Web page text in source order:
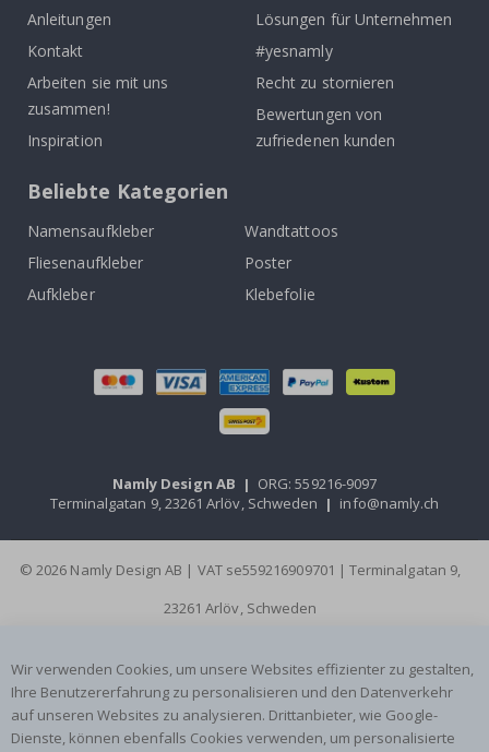
Anleitungen
Kontakt
Arbeiten sie mit uns
zusammen!
Inspiration
Lösungen für Unternehmen
#yesnamly
Recht zu stornieren
Bewertungen von
zufriedenen kunden
Beliebte Kategorien
Namensaufkleber
Wandtattoos
Fliesenaufkleber
Poster
Aufkleber
Klebefolie
Namly Design AB | ORG: 559216-9097
Terminalgatan 9, 23261 Arlöv, Schweden | info@namly.ch
© 2026 Namly Design AB | VAT se559216909701 | Terminalgatan 9,
23261 Arlöv, Schweden
Wir verwenden Cookies, um unsere Websites effizienter zu gestalten,
Ihre Benutzererfahrung zu personalisieren und den Datenverkehr
auf unseren Websites zu analysieren. Drittanbieter, wie Google-
Dienste, können ebenfalls Cookies verwenden, um personalisierte